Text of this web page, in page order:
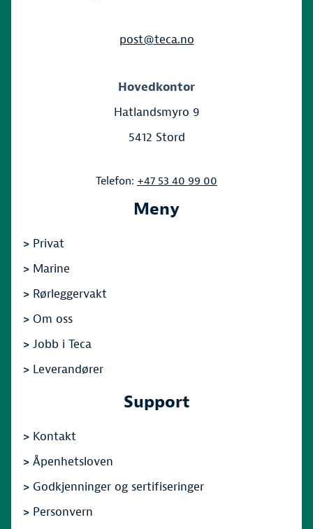
post@teca.no
Hovedkontor
Hatlandsmyro 9
5412 Stord
Telefon: +47 53 40 99 00
Meny
> Privat
> Marine
> Rørleggervakt
> Om oss
> Jobb i Teca
> Leverandører
Support
> Kontakt
> Åpenhetsloven
> Godkjenninger og sertifiseringer
> Personvern